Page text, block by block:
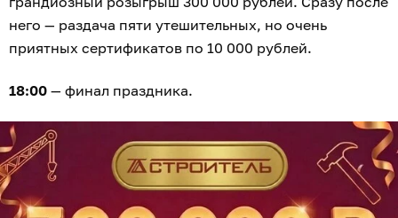
него — раздача пяти утешительных, но очень
приятных сертификатов по 10 000 рублей.
18:00 — финал праздника.